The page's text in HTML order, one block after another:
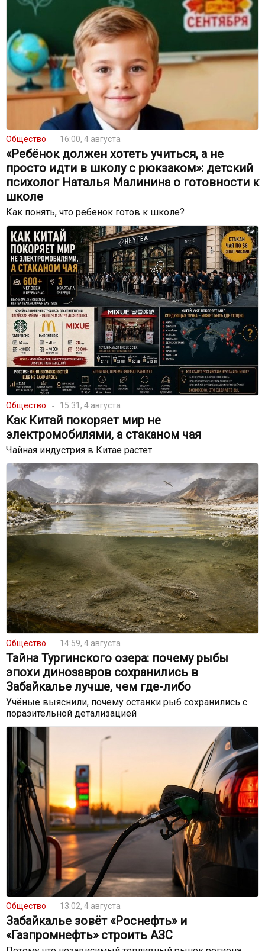
Общество 16:00, 4 августа
«Ребёнок должен хотеть учиться, а не
просто идти в школу с рюкзаком»: детский
психолог Наталья Малинина о готовности к
школе
Как понять, что ребенок готов к школе?
Общество 15:31, 4 августа
Как Китай покоряет мир не
электромобилями, а стаканом чая
Чайная индустрия в Китае растет
Общество 14:59, 4 августа
Тайна Тургинского озера: почему рыбы
эпохи динозавров сохранились в
Забайкалье лучше, чем где-либо
Учёные выяснили, почему останки рыб сохранились с
поразительной детализацией
Общество 13:02, 4 августа
Забайкалье зовёт «Роснефть» и
«Газпромнефть» строить АЗС